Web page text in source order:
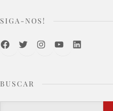
SIGA-NOS!
FacebookTwitterInstagramYoutubeLinkedIn
BUSCAR